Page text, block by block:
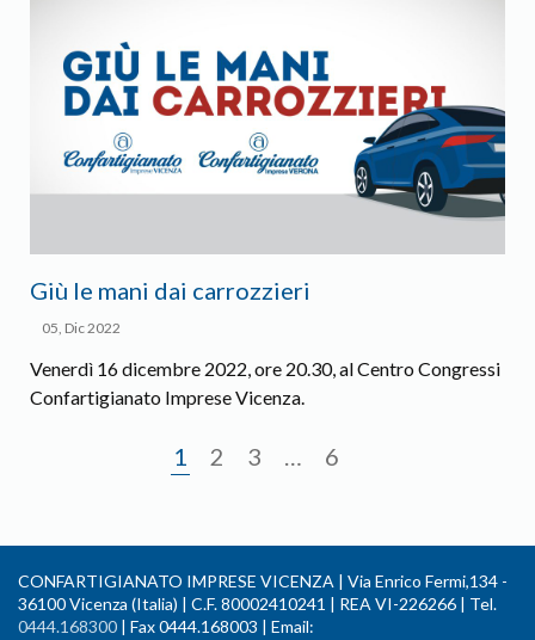
Giù le mani dai carrozzieri
05, Dic 2022
Venerdì 16 dicembre 2022, ore 20.30, al Centro Congressi
Confartigianato Imprese Vicenza.
1 2 3 … 6
CONFARTIGIANATO IMPRESE VICENZA | Via Enrico Fermi,134 -
36100 Vicenza (Italia) | C.F. 80002410241 | REA VI-226266 | Tel.
0444.168300 | Fax 0444.168003 | Email: